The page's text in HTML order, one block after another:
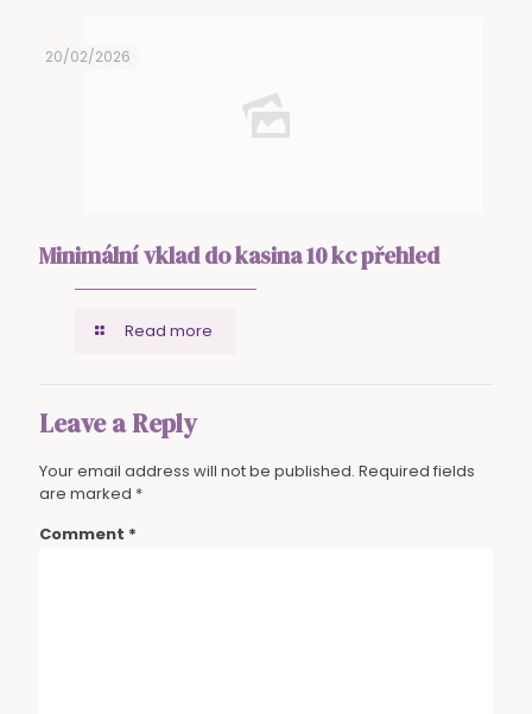
20/02/2026
Minimální vklad do kasina 10 kc přehled
Read more
Leave a Reply
Your email address will not be published. Required fields
are marked *
Comment *